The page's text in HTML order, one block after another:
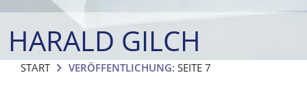
HARALD GILCH
START VERÖFFENTLICHUNG: SEITE 7